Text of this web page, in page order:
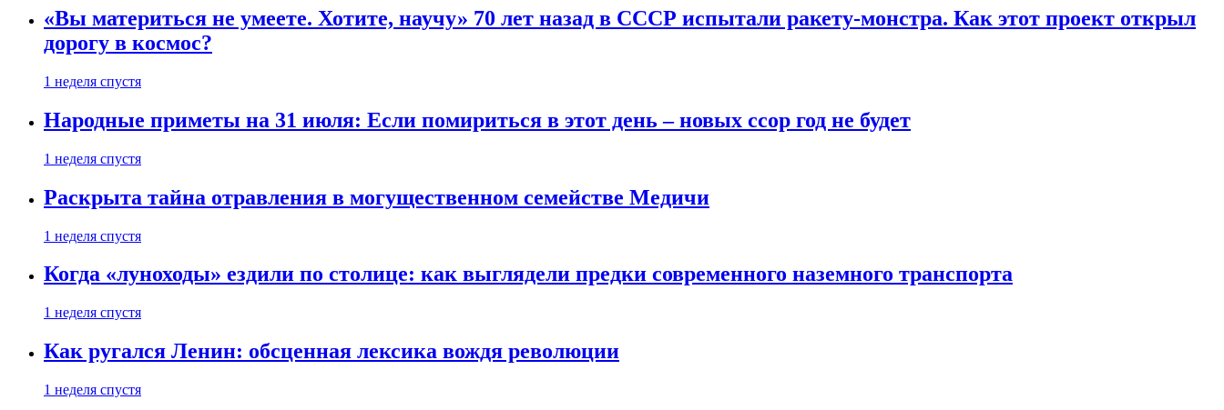
«Вы материться не умеете. Хотите, научу» 70 лет назад в СССР испытали ракету-монстра. Как этот проект открыл
дорогу в космос?
1 неделя спустя
Народные приметы на 31 июля: Если помириться в этот день – новых ссор год не будет
1 неделя спустя
Раскрыта тайна отравления в могущественном семействе Медичи
1 неделя спустя
Когда «луноходы» ездили по столице: как выглядели предки современного наземного транспорта
1 неделя спустя
Как ругался Ленин: обсценная лексика вождя революции
1 неделя спустя